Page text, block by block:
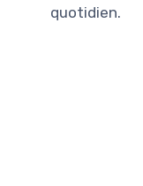
quotidien.